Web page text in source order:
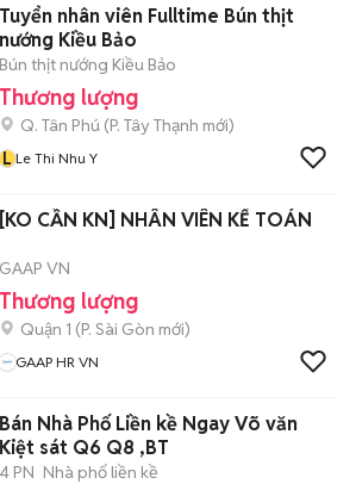
Tuyển nhân viên Fulltime Bún thịt
nướng Kiều Bảo
Bún thịt nướng Kiều Bảo
Thương lượng
Q. Tân Phú (P. Tây Thạnh mới)
L Le Thi Nhu Y
[KO CẦN KN] NHÂN VIÊN KẾ TOÁN
GAAP VN
Thương lượng
Quận 1 (P. Sài Gòn mới)
GAAP HR VN
Bán Nhà Phố Liền kề Ngay Võ văn
Kiệt sát Q6 Q8 ,BT
4 PN Nhà phố liền kề